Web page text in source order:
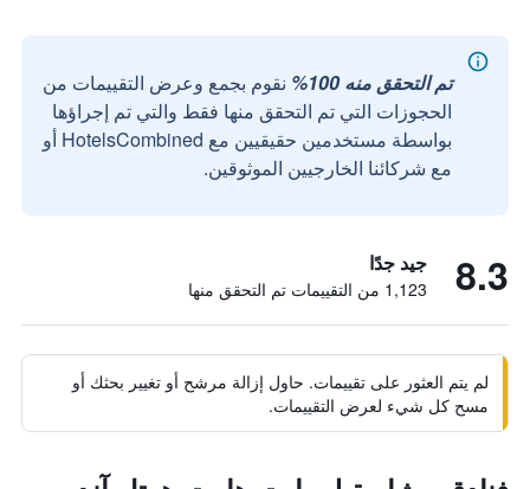
تم التحقق منه 100%
نقوم بجمع وعرض التقييمات من
الحجوزات التي تم التحقق منها فقط والتي تم إجراؤها
بواسطة مستخدمين حقيقيين مع HotelsCombined أو
مع شركائنا الخارجيين الموثوقين.
8.3 جيد جدًا
1,123 من التقييمات تم التحقق منها
لم يتم العثور على تقييمات. حاول إزالة مرشح أو تغيير بحثك أو
مسح كل شيء لعرض التقييمات.